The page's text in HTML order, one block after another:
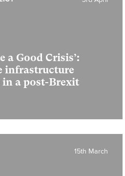
a Good Crisis’:
infrastructure
a post-Brexit
15th March